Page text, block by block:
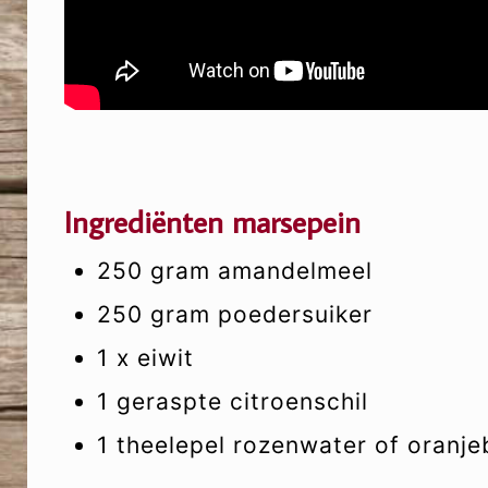
Ingrediënten marsepein
250 gram amandelmeel
250 gram poedersuiker
1 x eiwit
1 geraspte citroenschil
1 theelepel rozenwater of